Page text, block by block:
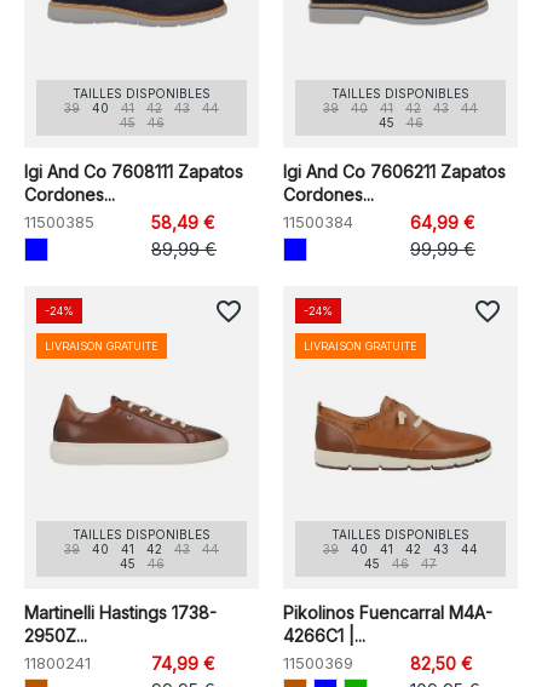
TAILLES DISPONIBLES
39
40 41 42 43
44
45
46
Igi And Co 7608111 Zapatos
Cordones...
11500385
58,49 €
89,99 €
TAILLES DISPONIBLES
39
40 41 42 43
44
45
46
Igi And Co 7606211 Zapatos
Cordones...
11500384
64,99 €
99,99 €
TAILLES DISPONIBLES
39
40 41 42 43
44
45
46
Martinelli Hastings 1738-
2950Z...
11800241
74,99 €
-24%
LIVRAISON GRATUITE
favorite_border
TAILLES DISPONIBLES
39
40 41 42 43
44
45
46 47
Pikolinos Fuencarral M4A-
4266C1 |...
11500369
82,50 €
-24%
LIVRAISON GRATUITE
favorite_border